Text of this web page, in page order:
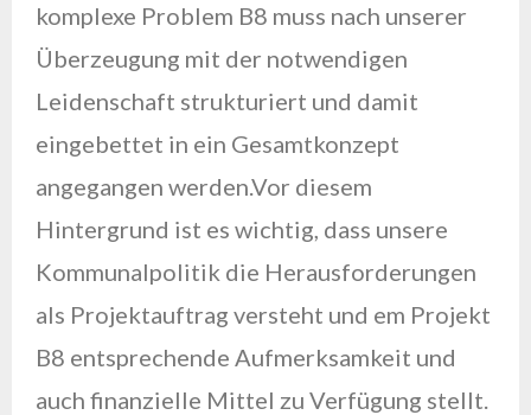
komplexe Problem B8 muss nach unserer
Überzeugung mit der notwendigen
Leidenschaft strukturiert und damit
eingebettet in ein Gesamtkonzept
angegangen werden.Vor diesem
Hintergrund ist es wichtig, dass unsere
Kommunalpolitik die Herausforderungen
als Projektauftrag versteht und em Projekt
B8 entsprechende Aufmerksamkeit und
auch finanzielle Mittel zu Verfügung stellt.